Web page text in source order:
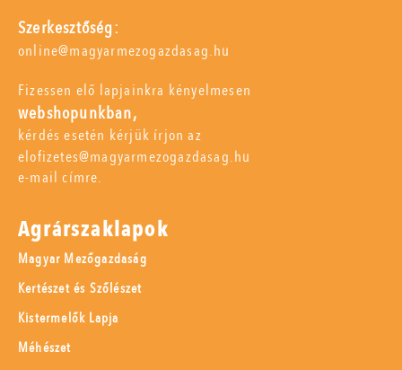
Szerkesztőség:
online@magyarmezogazdasag.hu
Fizessen elő lapjainkra kényelmesen
webshopunkban,
kérdés esetén kérjük írjon az
elofizetes@magyarmezogazdasag.hu
e-mail címre.
Agrárszaklapok
Magyar Mezőgazdaság
Kertészet és Szőlészet
Kistermelők Lapja
Méhészet